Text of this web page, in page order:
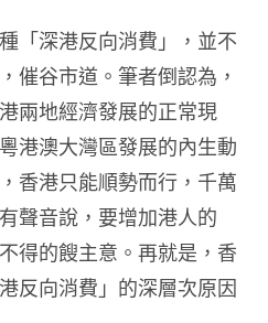
「深港反向消費」，並不
催谷市道。筆者倒認為，
兩地經濟發展的正常現
港澳大灣區發展的內生動
香港只能順勢而行，千萬
聲音說，要增加港人的
得的餿主意。再就是，香
反向消費」的深層次原因